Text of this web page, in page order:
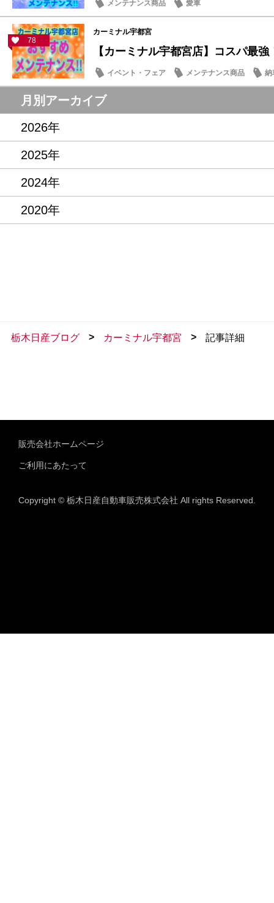
メンテナンス商品 愛車
78
カーミナル宇都宮
【カーミナル宇都宮店】コスパ最
イベント・フェア メンテナンス商品 納
月別アーカイブ
2026年
2025年
2024年
2020年
栃木日産ブログ > カーミナル宇都宮 > 記事詳細
販売会社ホームページ
ご利用にあたって
Copyright © 栃木日産自動車販売株式会社 All rights Reserved.